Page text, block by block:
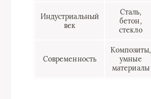
Индустриальный
век
Сталь,
бетон,
стекло
Современность
Композиты,
умные
материалы